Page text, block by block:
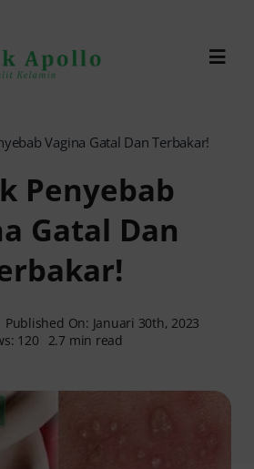
Vagina Gatal Dan Terbakar!
Penyebab
Gatal Dan
Published On: Januari 30th, 2023
120
2.7 min read